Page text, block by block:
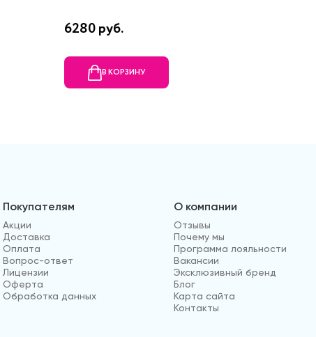
6280 руб.
В КОРЗИНУ
Покупателям
Акции
Доставка
Оплата
Вопрос-ответ
Лицензии
Оферта
Обработка данных
О компании
Отзывы
Почему мы
Программа лояльности
Вакансии
Эксклюзивный бренд
Блог
Карта сайта
Контакты